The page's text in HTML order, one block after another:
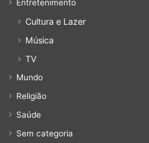
Entretenimento
Cultura e Lazer
Música
TV
Mundo
Religião
Saúde
Sem categoria